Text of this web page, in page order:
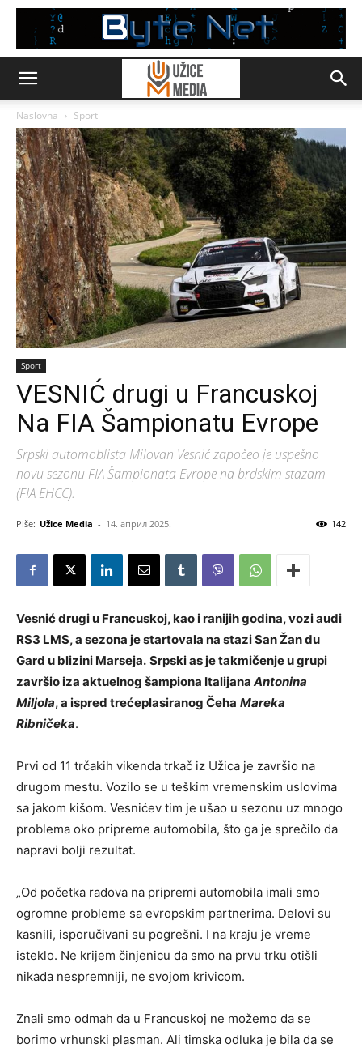
Naslovna Sport
Sport
VESNIĆ drugi u Francuskoj
Na FIA Šampionatu Evrope
Srpski automoblista Milovan Vesnić započeo je uspešno
novu sezonu FIA Šampionata Evrope na brdskim stazam
(FIA EHCC).
Piše: Užice Media - 14. април 2025. 142
Vesnić drugi u Francuskoj, kao i ranijih godina, vozi audi
RS3 LMS, a sezona je startovala na stazi San Žan du
Gard u blizini Marseja. Srpski as je takmičenje u grupi
završio iza aktuelnog šampiona Italijana Antonina
Miljola, a ispred trećeplasiranog Čeha Mareka
Ribničeka.
Prvi od 11 trčakih vikenda trkač iz Užica je završio na
drugom mestu. Vozilo se u teškim vremenskim uslovima
sa jakom kišom. Vesnićev tim je ušao u sezonu uz mnogo
problema oko pripreme automobila, što ga je sprečilo da
napravi bolji rezultat.
„Od početka radova na pripremi automobila imali smo
ogromne probleme sa evropskim partnerima. Delovi su
kasnili, isporučivani su pogrešni. I na kraju je vreme
isteklo. Ne krijem činjenicu da smo na prvu trku otišli
nikada nespremniji, ne svojom krivicom.
Znali smo odmah da u Francuskoj ne možemo da se
borimo vrhunski plasman. Ali timska odluka je bila da se